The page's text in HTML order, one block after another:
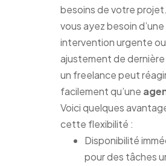
besoins de votre
vous ayez besoin d’une
intervention urgente ou
ajustement de
un freelance peut
facilement qu’une
Voici quelques
cette flexibilité :
Disponibilité
pour des tâches